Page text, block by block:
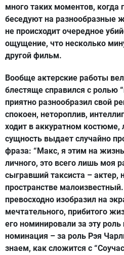
много таких моментов, когда
беседуют на разнообразные
не происходит очередное
ощущение, что несколько
другой фильм.
Вообще актерские работы
блестяще справился с ролью
приятно разнообразил свой
спокоен, нетороплив,
ходит в аккуратном
сущность выдает случайно
фраза: “Макс, я этим на
личного, это всего лишь моя
сыгравший таксиста – актер,
пространстве
превосходно изобразил на
мечтательного, прибитого
его номинировали за эту
номинация – за роль Рэя
знаем, как сложится с